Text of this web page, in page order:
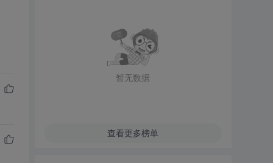
暂无数据
查看更多榜单